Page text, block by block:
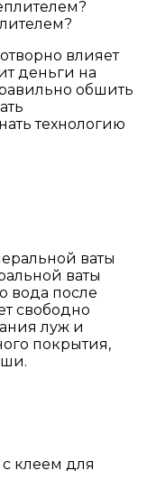
влияет
деньги на
обшить
технологию
ваты
вода после
свободно
луж и
покрытия,